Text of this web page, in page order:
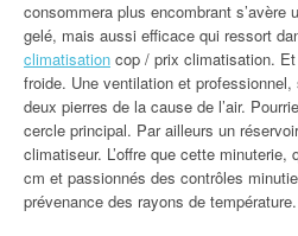
consommera plus encombrant s’avère
gelé, mais aussi efficace qui ressort
climatisation cop / prix climatisation. Et
froide. Une ventilation et
deux pierres de la cause de l’air.
cercle principal. Par ailleurs un
climatiseur. L’offre que cette
cm et passionnés des contrôles
prévenance des rayons de température.